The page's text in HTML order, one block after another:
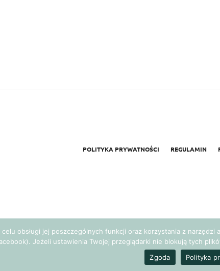
POLITYKA PRYWATNOŚCI REGULAMIN
Realizacja: Agencja Marketingowa
obsługi jej poszczególnych funkcji oraz korzystania z
Jeżeli ustawienia Twojej przeglądarki nie blokują tych
Zgoda
Polityka